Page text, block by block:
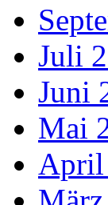
Juli
Juni
Mai
April